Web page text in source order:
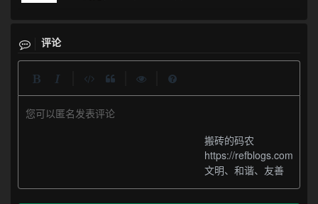
评论
您可以匿名发表评论
搬砖的码农
https://refblogs.com
文明、和谐、友善